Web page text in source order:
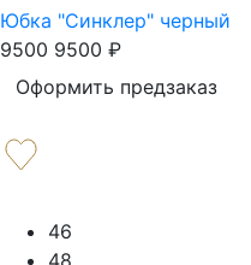
Юбка "Синклер" черный
9500 9500 ₽
Оформить предзаказ
46
48